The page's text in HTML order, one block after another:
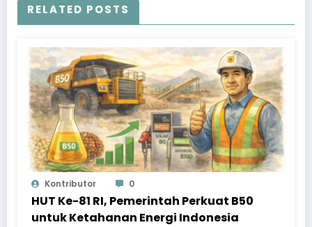
RELATED POSTS
Kontributor 0
HUT Ke-81 RI, Pemerintah Perkuat B50
untuk Ketahanan Energi Indonesia